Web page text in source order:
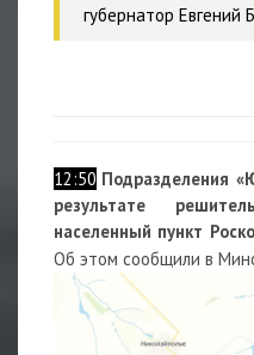
губернатор Евгений
12:50 Подразделения
результате
населенный пункт
Об этом сообщили в